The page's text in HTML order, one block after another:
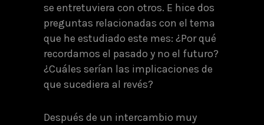
se entretuviera con otros. E hice dos
preguntas relacionadas con el tema
que he estudiado este mes: ¿Por qué
recordamos el pasado y no el futuro?
¿Cuáles serían las implicaciones de
que sucediera al revés?
Después de un intercambio muy